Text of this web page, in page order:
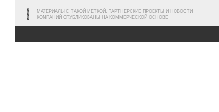
МАТЕРИАЛЫ С ТАКОЙ МЕТКОЙ, ПАРТНЕРСКИЕ ПРОЕКТЫ И НОВОСТИ
КОМПАНИЙ ОПУБЛИКОВАНЫ НА КОММЕРЧЕСКОЙ ОСНОВЕ